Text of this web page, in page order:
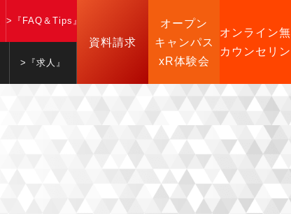
>『FAQ＆Tips』
>『求人』
資料請求
オープン
キャンパス
xR体験会
オンライン
カウンセリ